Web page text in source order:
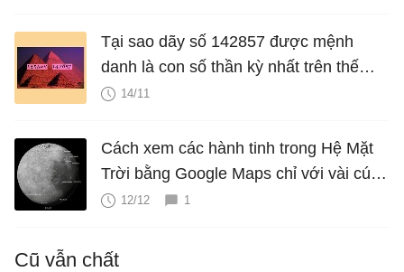
Tại sao dãy số 142857 được mệnh
danh là con số thần kỳ nhất trên thế
giới?
14/11
Cách xem các hành tinh trong Hệ Mặt
Trời bằng Google Maps chỉ với vài cú
nhấp chuột
12/12 1
Cũ vẫn chất